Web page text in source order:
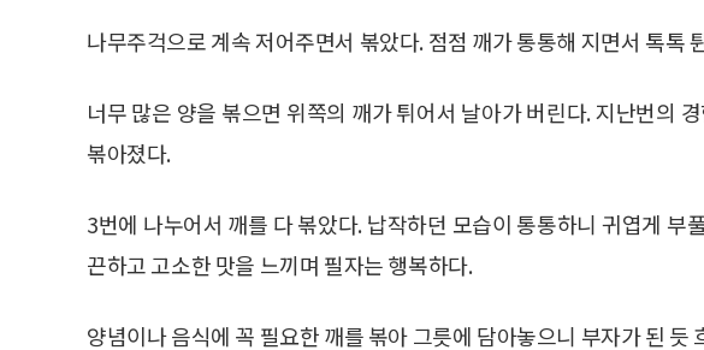
나무주걱으로 계속 저어주면서 볶았다. 점점 깨가 통통해 지면서 톡톡
너무 많은 양을 볶으면 위쪽의 깨가 튀어서 날아가 버린다. 지난번의
볶아졌다.
3번에 나누어서 깨를 다 볶았다. 납작하던 모습이 통통하니 귀엽게 부
끈하고 고소한 맛을 느끼며 필자는 행복하다.
양념이나 음식에 꼭 필요한 깨를 볶아 그릇에 담아놓으니 부자가 된 듯